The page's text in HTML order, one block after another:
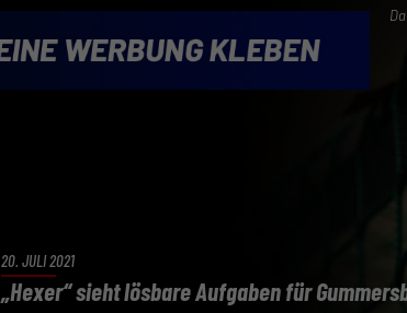
20. JULI 2021
„Hexer“ sieht lösbare Aufgaben für